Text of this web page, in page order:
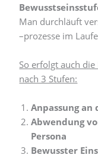
Man durchläuft
–prozesse im
So erfolgt auch
nach 3 Stufen:
Anpassung
Abwendung
Persona
Bewusster